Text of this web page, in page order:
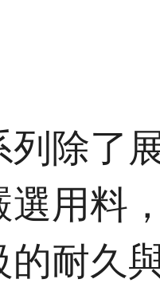
列除了
選用料
的耐久